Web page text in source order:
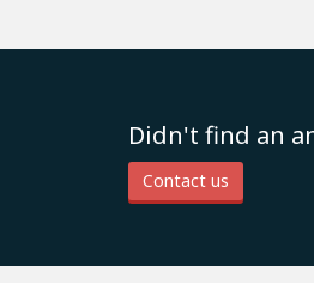
Didn't find an
Contact us